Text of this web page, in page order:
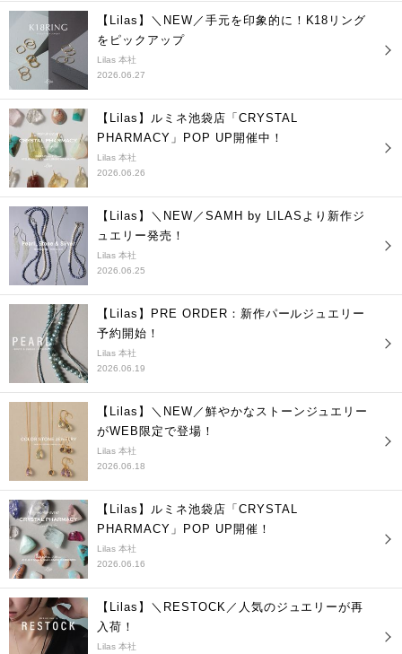
【Lilas】＼NEW／手元を印象的に！K18リング
をピックアップ
Lilas 本社
2026.06.27
【Lilas】ルミネ池袋店「CRYSTAL
PHARMACY」POP UP開催中！
Lilas 本社
2026.06.26
【Lilas】＼NEW／SAMH by LILASより新作ジ
ュエリー発売！
Lilas 本社
2026.06.25
【Lilas】PRE ORDER：新作パールジュエリー
予約開始！
Lilas 本社
2026.06.19
【Lilas】＼NEW／鮮やかなストーンジュエリー
がWEB限定で登場！
Lilas 本社
2026.06.18
【Lilas】ルミネ池袋店「CRYSTAL
PHARMACY」POP UP開催！
Lilas 本社
2026.06.16
【Lilas】＼RESTOCK／人気のジュエリーが再
入荷！
Lilas 本社